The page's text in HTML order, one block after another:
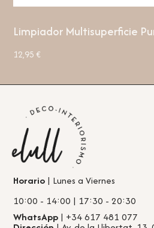
Limpiador Multisuperficie
12,95 €
Horario | Lunes a Viernes
10:00 - 14:00 | 17:30 - 20:30
WhatsApp | +34 617 481 077